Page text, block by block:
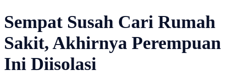
Sempat Susah Cari Rumah
Sakit, Akhirnya Perempuan
Ini Diisolasi